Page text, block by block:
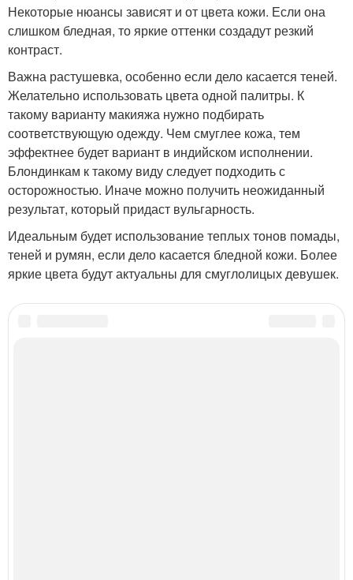
Некоторые нюансы зависят и от цвета кожи. Если она
слишком бледная, то яркие оттенки создадут резкий
контраст.
Важна растушевка, особенно если дело касается теней.
Желательно использовать цвета одной палитры. К
такому варианту макияжа нужно подбирать
соответствующую одежду. Чем смуглее кожа, тем
эффектнее будет вариант в индийском исполнении.
Блондинкам к такому виду следует подходить с
осторожностью. Иначе можно получить неожиданный
результат, который придаст вульгарность.
Идеальным будет использование теплых тонов помады,
теней и румян, если дело касается бледной кожи. Более
яркие цвета будут актуальны для смуглолицых девушек.
Категории: